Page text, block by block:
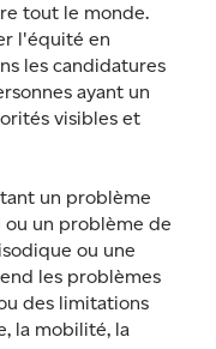
tout le monde.
l'équité en
les candidatures
ayant un
visibles et
un problème
ou un problème de
ou une
les problèmes
des limitations
la mobilité, la